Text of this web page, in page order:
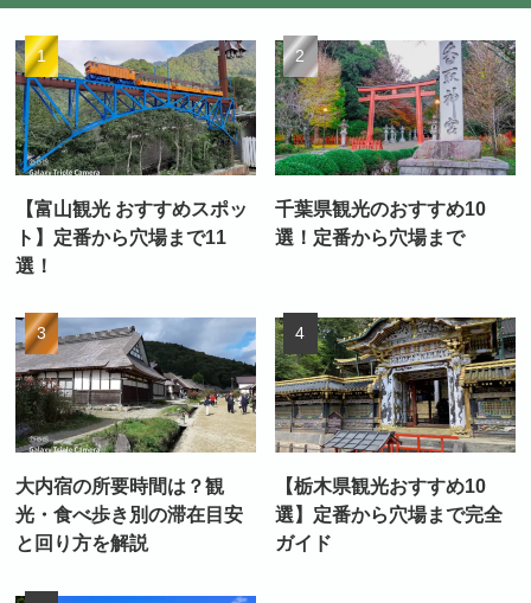
【富山観光 おすすめスポッ
ト】定番から穴場まで11
選！
千葉県観光のおすすめ10
選！定番から穴場まで
大内宿の所要時間は？観
光・食べ歩き別の滞在目安
と回り方を解説
【栃木県観光おすすめ10
選】定番から穴場まで完全
ガイド